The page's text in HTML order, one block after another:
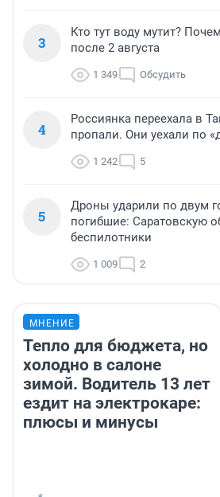
3
Кто тут воду мутит?
после 2 августа
1 349 Обсудить
4
Россиянка переехала в
пропали. Они уехали по
1 242 5
5
Дроны ударили по двум
погибшие: Саратовскую
беспилотники
1 009 2
МНЕНИЕ
Тепло для бюджета, но
холодно в салоне
зимой. Водитель 13 лет
ездит на электрокаре:
плюсы и минусы